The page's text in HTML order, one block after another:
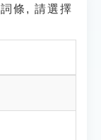
詞條, 請選擇